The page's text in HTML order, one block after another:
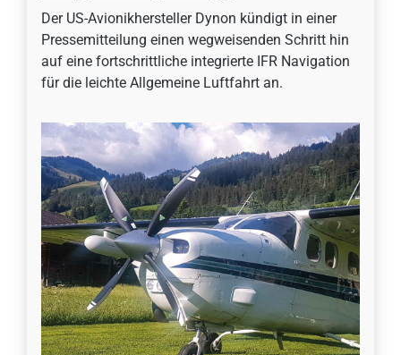
Der US-Avionikhersteller Dynon kündigt in einer
Pressemitteilung einen wegweisenden Schritt hin
auf eine fortschrittliche integrierte IFR Navigation
für die leichte Allgemeine Luftfahrt an.